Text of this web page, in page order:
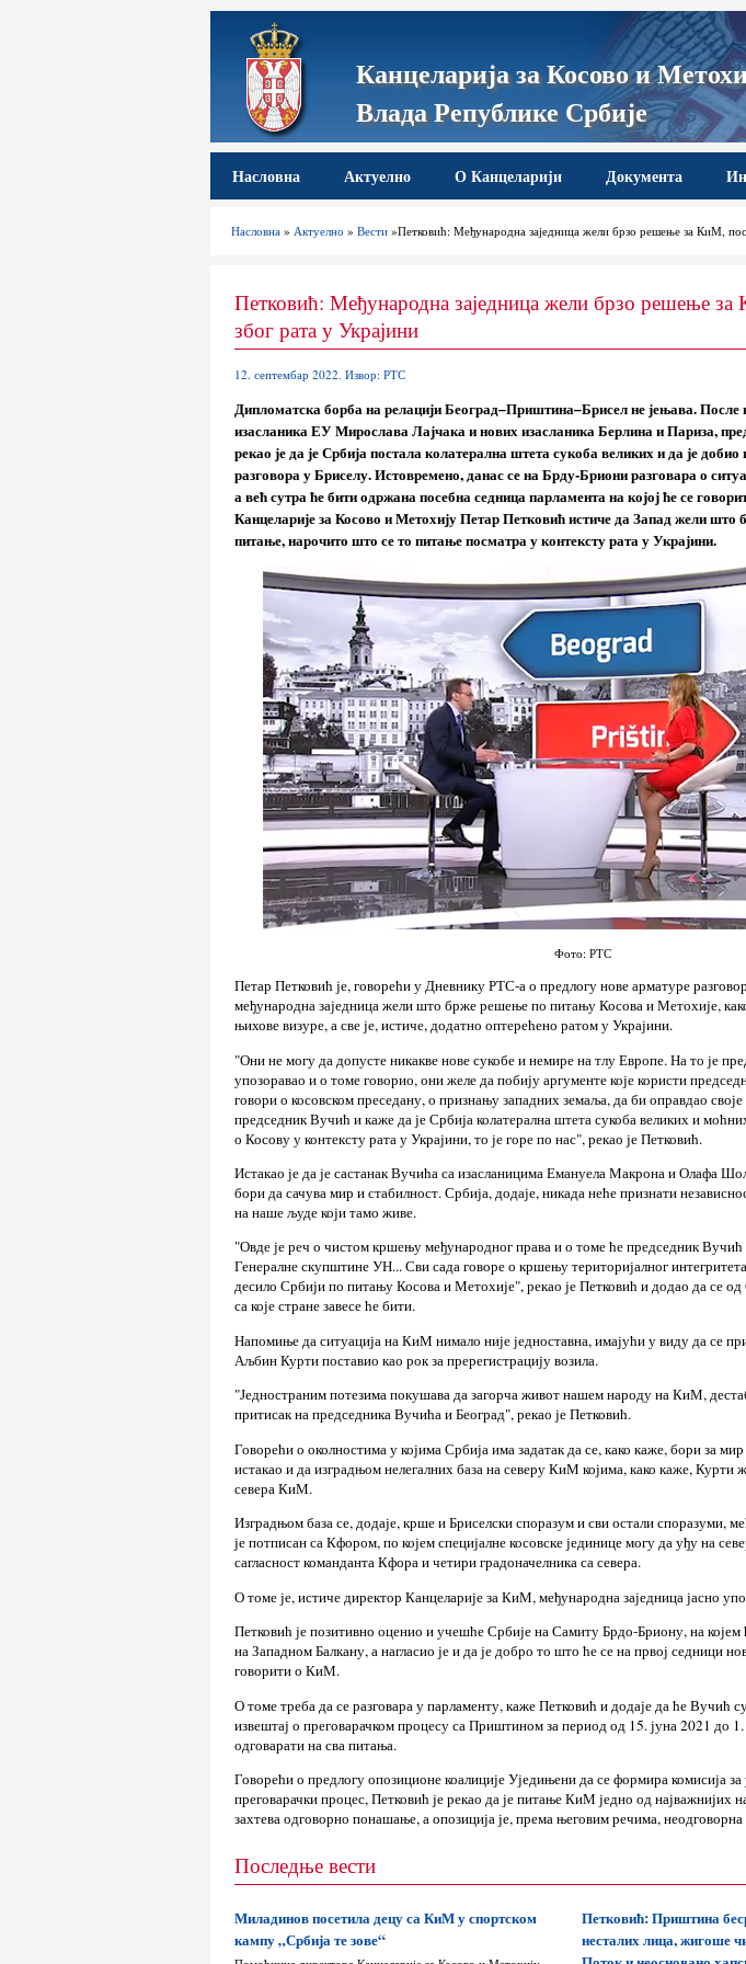
Канцеларија за Косово и
Влада Републике Србије
Насловна Актуелно О Канцеларији Документа
Насловна »Актуелно »Вести »Петковић: Међународна заједница жели брзо решење за КиМ,
Петковић: Међународна заједница жели брзо решење
због рата у Украјини
12. септембар 2022. Извор: РТС
Дипломатска борба на релацији Београд–Приштина–Брисел не јењава. После
изасланика ЕУ Мирослава Лајчака и нових изасланика Берлина и Париза,
рекао је да је Србија постала колатерална штета сукоба великих и да је
разговора у Бриселу. Истовремено, данас се на Брду-Бриони разговара о
а већ сутра ће бити одржана посебна седница парламента на којој ће се
Канцеларије за Косово и Метохију Петар Петковић истиче да Запад жели што
питање, нарочито што се то питање посматра у контексту рата у Украјини.
Фото: РТС
Петар Петковић је, говорећи у Дневнику РТС-а о предлогу нове арматуре
међународна заједница жели што брже решење по питању Косова и Метохије,
њихове визуре, а све је, истиче, додатно оптерећено ратом у Украјини.
"Они не могу да допусте никакве нове сукобе и немире на тлу Европе. На то је
упозоравао и о томе говорио, они желе да побију аргументе које користи
говори о косовском преседану, о признању западних земаља, да би оправдао
председник Вучић и каже да је Србија колатерална штета сукоба великих и
о Косову у контексту рата у Украјини, то је горе по нас", рекао је Петковић.
Истакао је да је састанак Вучића са изасланицима Емануела Макрона и Олафа
бори да сачува мир и стабилност. Србија, додаје, никада неће признати
на наше људе који тамо живе.
"Овде је реч о чистом кршењу међународног права и о томе ће председник Вучић
Генералне скупштине УН... Сви сада говоре о кршењу територијалног
десило Србији по питању Косова и Метохије", рекао је Петковић и додао да се од
са које стране завесе ће бити.
Напомиње да ситуација на КиМ нимало није једноставна, имајући у виду да се
Аљбин Курти поставио као рок за пререгистрацију возила.
"Једностраним потезима покушава да загорча живот нашем народу на КиМ,
притисак на председника Вучића и Београд", рекао је Петковић.
Говорећи о околностима у којима Србија има задатак да се, како каже, бори за
истакао и да изградњом нелегалних база на северу КиМ којима, како каже, Курти
севера КиМ.
Изградњом база се, додаје, крше и Бриселски споразум и сви остали споразуми,
је потписан са Кфором, по којем специјалне косовске јединице могу да уђу на
сагласност команданта Кфора и четири градоначелника са севера.
О томе је, истиче директор Канцеларије за КиМ, међународна заједница јасно
Петковић је позитивно оценио и учешће Србије на Самиту Брдо-Бриону, на којем
на Западном Балкану, а нагласио је и да је добро то што ће се на првој седници
говорити о КиМ.
О томе треба да се разговара у парламенту, каже Петковић и додаје да ће Вучић
извештај о преговарачком процесу са Приштином за период од 15. јуна 2021 до
одговарати на сва питања.
Говорећи о предлогу опозиционе коалиције Уједињени да се формира комисија
преговарачки процес, Петковић је рекао да је питање КиМ једно од најважнијих
захтева одговорно понашање, а опозиција је, према његовим речима,
Последње вести
Миладинов посетила децу са КиМ у спортском
кампу „Србија те зове“
Петковић: Приштина
несталих лица, жигоше